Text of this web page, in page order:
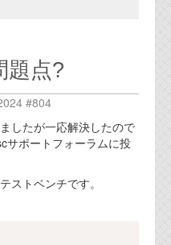
題点?
#804
したが一応解決したので
サポートフォーラムに投
ストベンチです。